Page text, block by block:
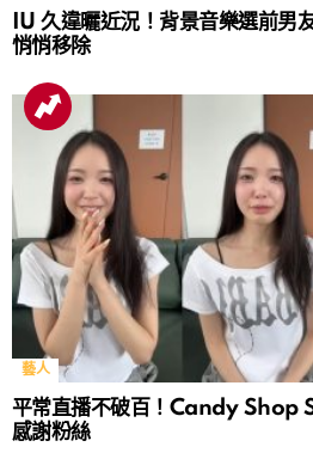
IU 久違曬近況！背景音樂選前男
悄悄移除
藝人
平常直播不破百！Candy Shop
感謝粉絲